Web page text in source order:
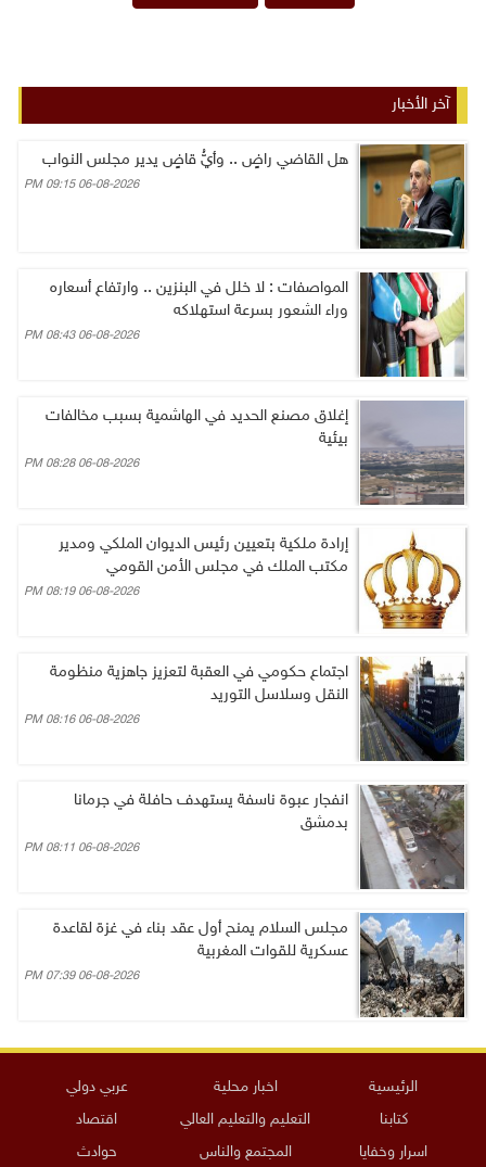
آخر الأخبار
هل القاضي راضٍ .. وأيُّ قاضٍ يدير مجلس النواب
06-08-2026 09:15 PM
المواصفات : لا خلل في البنزين .. وارتفاع أسعاره
وراء الشعور بسرعة استهلاكه
06-08-2026 08:43 PM
إغلاق مصنع الحديد في الهاشمية بسبب مخالفات
بيئية
06-08-2026 08:28 PM
إرادة ملكية بتعيين رئيس الديوان الملكي ومدير
مكتب الملك في مجلس الأمن القومي
06-08-2026 08:19 PM
اجتماع حكومي في العقبة لتعزيز جاهزية منظومة
النقل وسلاسل التوريد
06-08-2026 08:16 PM
انفجار عبوة ناسفة يستهدف حافلة في جرمانا
بدمشق
06-08-2026 08:11 PM
مجلس السلام يمنح أول عقد بناء في غزة لقاعدة
عسكرية للقوات المغربية
06-08-2026 07:39 PM
الرئيسية اخبار محلية
عربي دولي
كتابنا
التعليم والتعليم العالي
اقتصاد
اسرار وخفايا
المجتمع والناس حوادث